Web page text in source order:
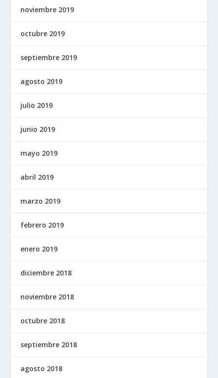
noviembre 2019
octubre 2019
septiembre 2019
agosto 2019
julio 2019
junio 2019
mayo 2019
abril 2019
marzo 2019
febrero 2019
enero 2019
diciembre 2018
noviembre 2018
octubre 2018
septiembre 2018
agosto 2018